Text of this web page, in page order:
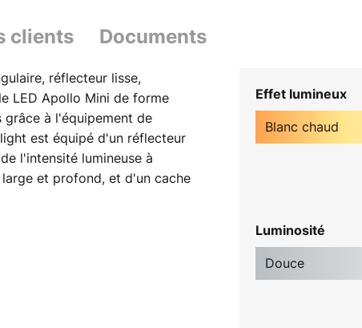
clients Documents
réflecteur lisse,
LED Apollo Mini de forme
à l'équipement de
est équipé d'un réflecteur
l'intensité lumineuse à
et profond, et d'un cache
un diffuseur de lumière très
précis, et ce dans les
et salles de conférence,
dans les habitations
Effet lumineux
Blanc chaud
Luminosité
Douce